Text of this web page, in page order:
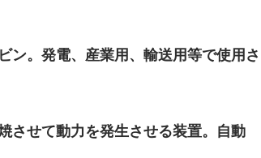
ン。発電、産業用、輸送用等で使用さ
させて動力を発生させる装置。自動